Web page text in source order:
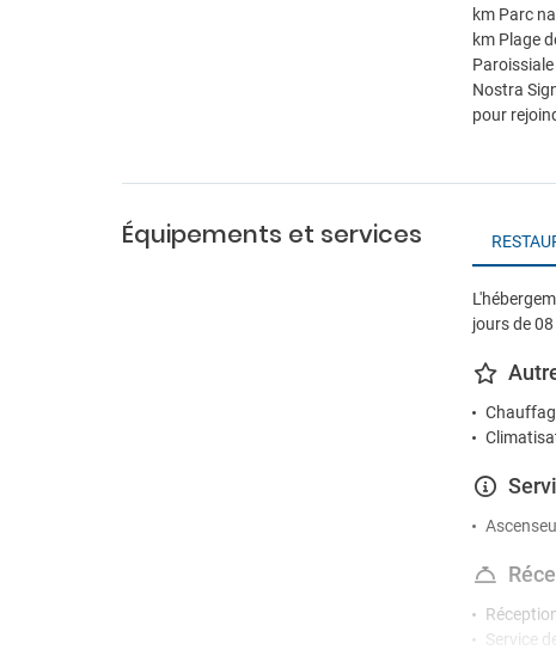
km Parc
km Plage
Nostra
pour
Équipements et services
jours de
Service